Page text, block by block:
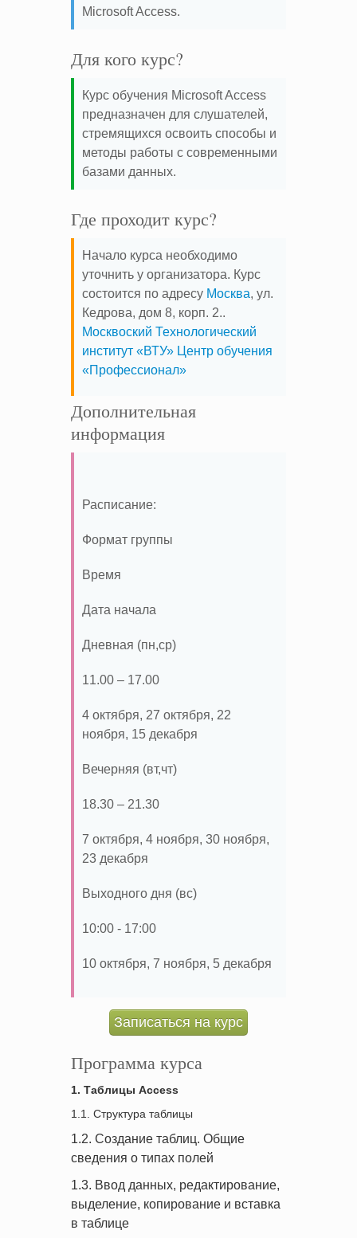
Microsoft Access.
Для кого курс?
Курс обучения Microsoft Access
предназначен для слушателей,
стремящихся освоить способы и
методы работы с современными
базами данных.
Где проходит курс?
Начало курса необходимо
уточнить у организатора. Курс
состоится по адресу Москва, ул.
Кедрова, дом 8, корп. 2..
Москвоский Технологический
институт «ВТУ» Центр обучения
«Профессионал»
Дополнительная
информация
Расписание:
Формат группы
Время
Дата начала
Дневная (пн,ср)
11.00 – 17.00
4 октября, 27 октября, 22
ноября, 15 декабря
Вечерняя (вт,чт)
18.30 – 21.30
7 октября, 4 ноября, 30 ноября,
23 декабря
Выходного дня (вс)
10:00 - 17:00
10 октября, 7 ноября, 5 декабря
Записаться на курс
Программа курса
1. Таблицы Access
1.1. Структура таблицы
1.2. Создание таблиц. Общие
сведения о типах полей
1.3. Ввод данных, редактирование,
выделение, копирование и вставка
в таблице